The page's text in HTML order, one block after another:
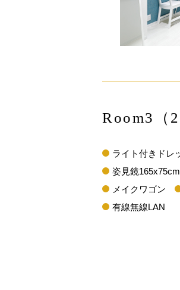
Room3（
ライト付きドレ
姿見鏡165x75cm
メイクワゴン
有線無線LAN